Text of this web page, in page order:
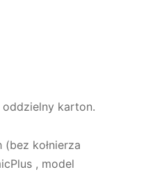
karton.
(bez kołnierza
, model